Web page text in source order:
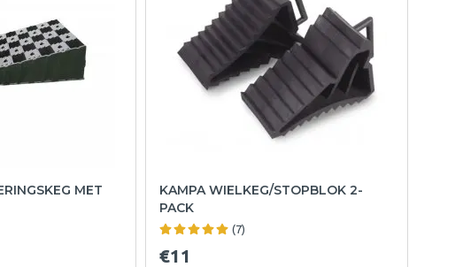
MET
KAMPA WIELKEG/STOPBLOK 2-
PACK
(7)
€11